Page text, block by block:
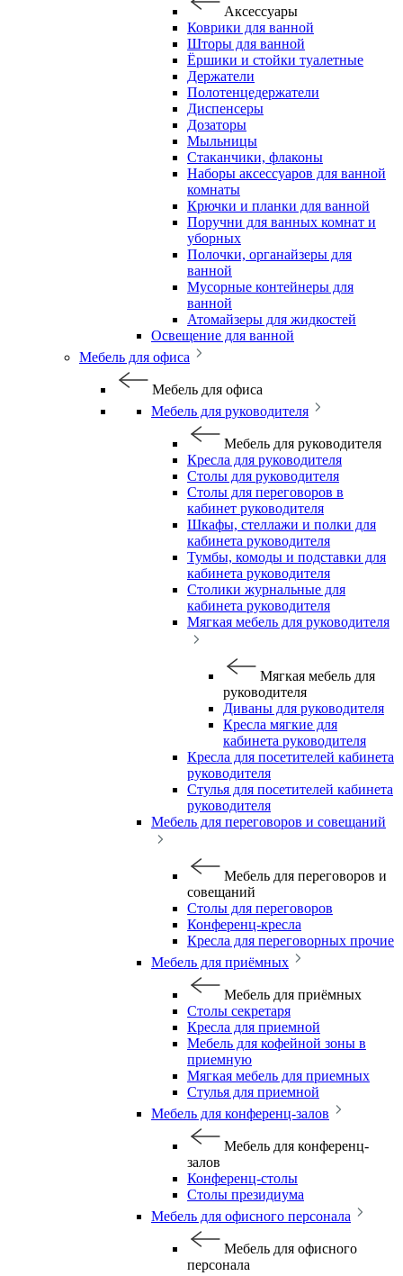
Аксессуары
Коврики для ванной
Шторы для ванной
Ёршики и стойки туалетные
Держатели
Полотенцедержатели
Диспенсеры
Дозаторы
Мыльницы
Стаканчики, флаконы
Наборы аксессуаров для ванной
комнаты
Крючки и планки для ванной
Поручни для ванных комнат и
уборных
Полочки, органайзеры для
ванной
Мусорные контейнеры для
ванной
Атомайзеры для жидкостей
Освещение для ванной
Мебель для офиса
Мебель для офиса
Мебель для руководителя
Мебель для руководителя
Кресла для руководителя
Столы для руководителя
Столы для переговоров в
кабинет руководителя
Шкафы, стеллажи и полки для
кабинета руководителя
Тумбы, комоды и подставки для
кабинета руководителя
Столики журнальные для
кабинета руководителя
Мягкая мебель для руководителя
Мягкая мебель для
руководителя
Диваны для руководителя
Кресла мягкие для
кабинета руководителя
Кресла для посетителей кабинета
руководителя
Стулья для посетителей кабинета
руководителя
Мебель для переговоров и совещаний
Мебель для переговоров и
совещаний
Столы для переговоров
Конференц-кресла
Кресла для переговорных прочие
Мебель для приёмных
Мебель для приёмных
Столы секретаря
Кресла для приемной
Мебель для кофейной зоны в
приемную
Мягкая мебель для приемных
Стулья для приемной
Мебель для конференц-залов
Мебель для конференц-
залов
Конференц-столы
Столы президиума
Мебель для офисного персонала
Мебель для офисного
персонала